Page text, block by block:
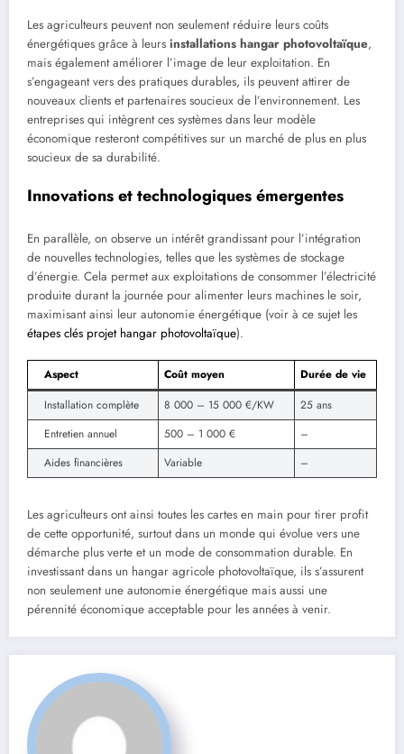
Les agriculteurs peuvent non seulement réduire leurs coûts
énergétiques grâce à leurs installations hangar photovoltaïque,
mais également améliorer l’image de leur exploitation. En
s’engageant vers des pratiques durables, ils peuvent attirer de
nouveaux clients et partenaires soucieux de l’environnement. Les
entreprises qui intègrent ces systèmes dans leur modèle
économique resteront compétitives sur un marché de plus en plus
soucieux de sa durabilité.
Innovations et technologiques émergentes
En parallèle, on observe un intérêt grandissant pour l’intégration
de nouvelles technologies, telles que les systèmes de stockage
d’énergie. Cela permet aux exploitations de consommer l’électricité
produite durant la journée pour alimenter leurs machines le soir,
maximisant ainsi leur autonomie énergétique (voir à ce sujet les
étapes clés projet hangar photovoltaïque).
Aspect Coût moyen
Durée de vie
Installation complète
8 000 – 15 000 €/KW
25 ans
Entretien annuel
500 – 1 000 €
–
Aides financières
Variable –
Les agriculteurs ont ainsi toutes les cartes en main pour tirer profit
de cette opportunité, surtout dans un monde qui évolue vers une
démarche plus verte et un mode de consommation durable. En
investissant dans un hangar agricole photovoltaïque, ils s’assurent
non seulement une autonomie énergétique mais aussi une
pérennité économique acceptable pour les années à venir.